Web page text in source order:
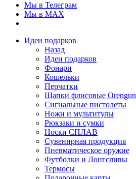
Мы в Телеграм
Мы в МAX
Идеи подарков
Назад
Идеи подарков
Фонари
Кошельки
Перчатки
Шапки флисовые Orengun
Сигнальные пистолеты
Ножи и мультитулы
Рюкзаки и сумки
Носки СПЛАВ
Сувенирная продукция
Пневматическое оружие
Футболки и Лонгсливы
Термосы